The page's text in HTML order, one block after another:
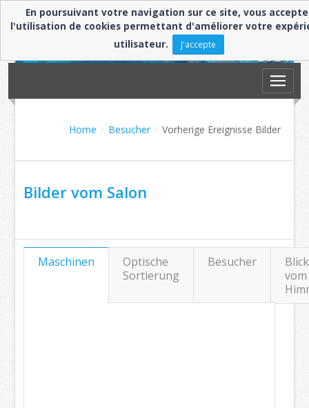
Home Besucher Vorherige Ereignisse Bilder
Bilder vom Salon
Maschinen
Optische
Sortierung
Besucher
Blick
vom
En poursuivant votre navigation sur ce site, vous
l'utilisation de cookies permettant d'améliorer votre
utilisateur.
J'accepte